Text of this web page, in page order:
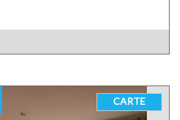
CARTE